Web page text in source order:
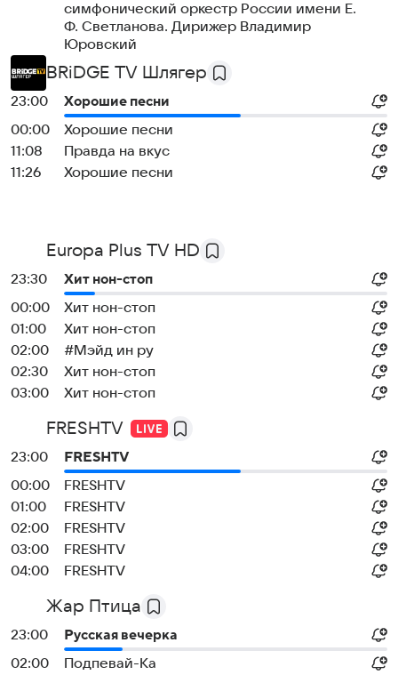
симфонический оркестр России имени Е.
Ф. Светланова. Дирижер Владимир
Юровский
BRiDGE TV Шлягер
23:00
Хорошие песни
00:00
Хорошие песни
11:08
Правда на вкус
11:26
Хорошие песни
Europa Plus TV HD
23:30
Хит нон-стоп
00:00
Хит нон-стоп
01:00
Хит нон-стоп
02:00
#Мэйд ин ру
02:30
Хит нон-стоп
03:00
Хит нон-стоп
FRESHTV
23:00
FRESHTV
00:00
FRESHTV
01:00
FRESHTV
02:00
FRESHTV
03:00
FRESHTV
04:00
FRESHTV
Жар Птица
23:00
Русская вечерка
02:00
Подпевай-Ка